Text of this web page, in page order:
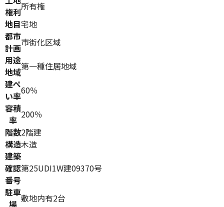
権利所有権
地目宅地
都市
計画市街化区域
用途
地域第一種住居地域
建ぺ
い率60％
容積
率 200％
階数2階建
構造木造
建築
確認
番号
第25UDI1W建09370号
駐車
場 敷地内有2台